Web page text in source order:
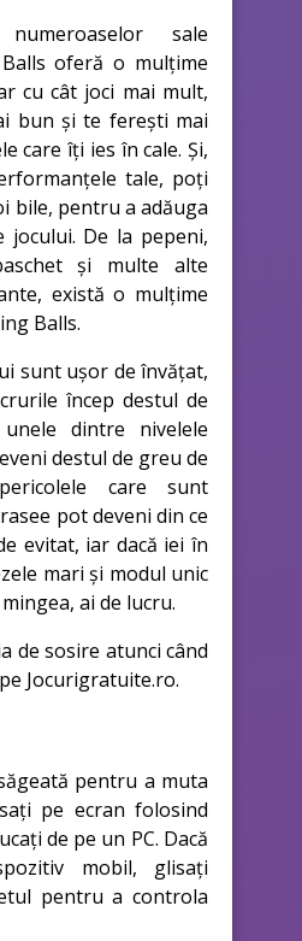
sale
oferă o mulțime
cu cât joci mai mult,
bun și te ferești mai
care îți ies în cale. Și,
tale, poți
bile, pentru a adăuga
jocului. De la pepeni,
și multe alte
există o mulțime
Balls.
sunt ușor de învățat,
încep destul de
dintre nivelele
destul de greu de
care sunt
pot deveni din ce
evitat, iar dacă iei în
mari și modul unic
ai de lucru.
de sosire atunci când
Jocurigratuite.ro.
pentru a muta
pe ecran folosind
de pe un PC. Dacă
mobil, glisați
pentru a controla